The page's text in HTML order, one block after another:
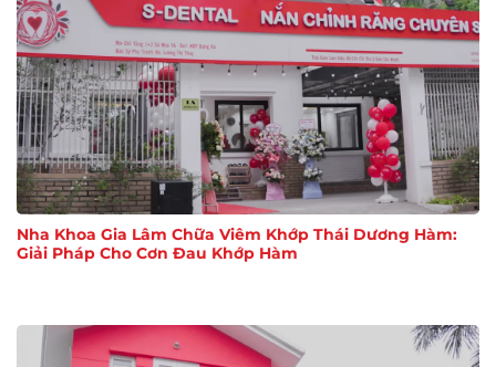
Nha Khoa Gia Lâm Chữa Viêm Khớp Thái Dương Hàm:
Giải Pháp Cho Cơn Đau Khớp Hàm